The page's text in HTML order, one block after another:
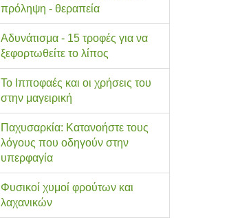
πρόληψη - θεραπεία
Αδυνάτισμα - 15 τροφές για να
ξεφορτωθείτε το λίπος
Το Ιπποφαές και οι χρήσεις του
στην μαγειρική
Παχυσαρκία: Κατανοήστε τους
λόγους που οδηγούν στην
υπερφαγία
Φυσικοί χυμοί φρούτων και
λαχανικών